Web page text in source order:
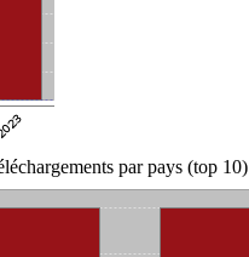
par pays (top 10)